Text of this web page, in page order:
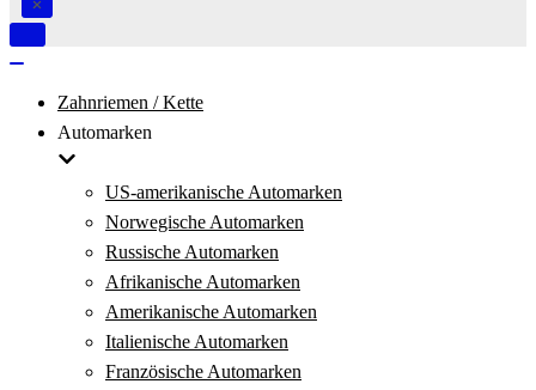
Navigation
Zahnriemen / Kette
Automarken
US-amerikanische Automarken
Norwegische Automarken
Russische Automarken
Afrikanische Automarken
Amerikanische Automarken
Italienische Automarken
Französische Automarken